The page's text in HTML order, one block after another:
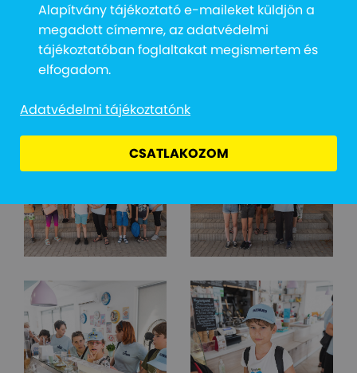
Alapítvány tájékoztató e-maileket küldjön a
megadott címemre, az adatvédelmi
tájékoztatóban foglaltakat megismertem és
elfogadom.
Adatvédelmi tájékoztatónk
CSATLAKOZOM